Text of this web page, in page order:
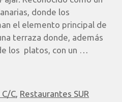
donde los
el elemento principal de
terraza donde, además
los platos, con un …
C Restaurantes SUR